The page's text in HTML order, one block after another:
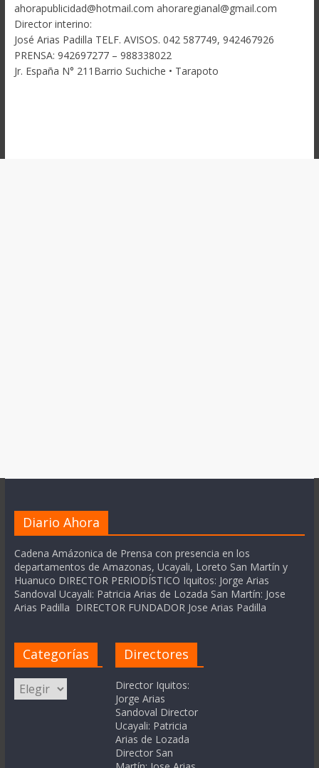
ahorapublicidad@hotmail.com ahoraregianal@gmail.com
Director interino:
José Arias Padilla TELF. AVISOS. 042 587749, 942467926
PRENSA: 942697277 – 988338022
Jr. España N° 211Barrio Suchiche • Tarapoto
Diario Ahora
Cadena Amázonica de Prensa con presencia en los
departamentos de Amazonas, Ucayali, Loreto San Martín y
Huanuco DIRECTOR PERIODÍSTICO Iquitos: Jorge Arias
Sandoval Ucayali: Patricia Arias de Lozada San Martín: Jose
Arias Padilla DIRECTOR FUNDADOR Jose Arias Padilla
Categorías
Categorías
Directores
Director Iquitos:
Jorge Arias
Sandoval Director
Ucayali: Patricia
Arias de Lozada
Director San